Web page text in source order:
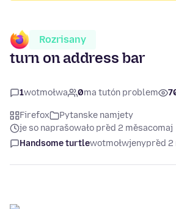
Rozrisany
turn on address bar
1wotmołwa 0ma tutón problem
Firefox
Pytanske namjety
je so naprašowało před 2 měsacomaj
Handsome turtlewotmołwjenypřed 2